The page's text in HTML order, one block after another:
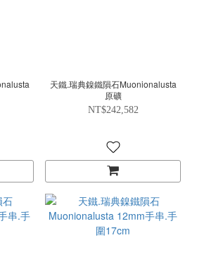
天鐵.瑞典鎳鐵隕石Muonionalusta
原礦
NT$242,582